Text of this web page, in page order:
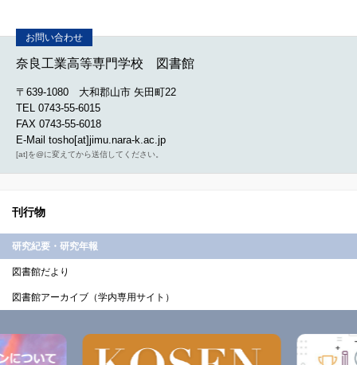
奈良工業高等専門学校 図書館
〒639-1080 大和郡山市 矢田町22
TEL 0743-55-6015
FAX 0743-55-6018
E-Mail tosho[at]jimu.nara-k.ac.jp
[at]を@に変えてから送信してください。
刊行物
研究紀要・研究年報
図書館だより
図書館アーカイブ（学内専用サイト）